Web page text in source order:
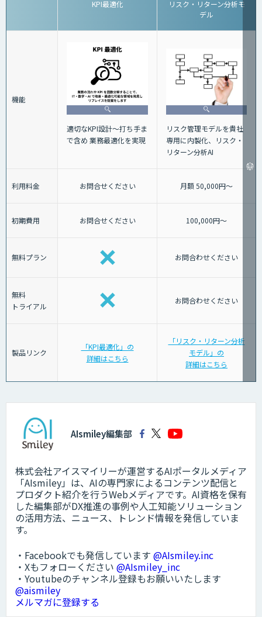
KPI最適化
リスク・リターン分析モ
デル
機能
適切なKPI設計～打ち手ま
で含め 業務最適化を実現
リスク管理モデルを貴社
専用に内製化、リスク・
リターン分析AI
利用料金 お問合せください 月額 50,000円～
初期費用 お問合せください 100,000円～
無料プラン お問合わせください
無料
トライアル
お問合わせください
製品リンク
「KPI最適化」の
詳細はこちら
「リスク・リターン分析
モデル」の
詳細はこちら
AIsmiley編集部
株式会社アイスマイリーが運営するAIポータルメディア
「AIsmiley」は、AIの専門家によるコンテンツ配信と
プロダクト紹介を行うWebメディアです。AI資格を保有
した編集部がDX推進の事例や人工知能ソリューション
の活用方法、ニュース、トレンド情報を発信していま
す。
・Facebookでも発信しています @AIsmiley.inc
・Xもフォローください @AIsmiley_inc
・Youtubeのチャンネル登録もお願いいたします
@aismiley
メルマガに登録する